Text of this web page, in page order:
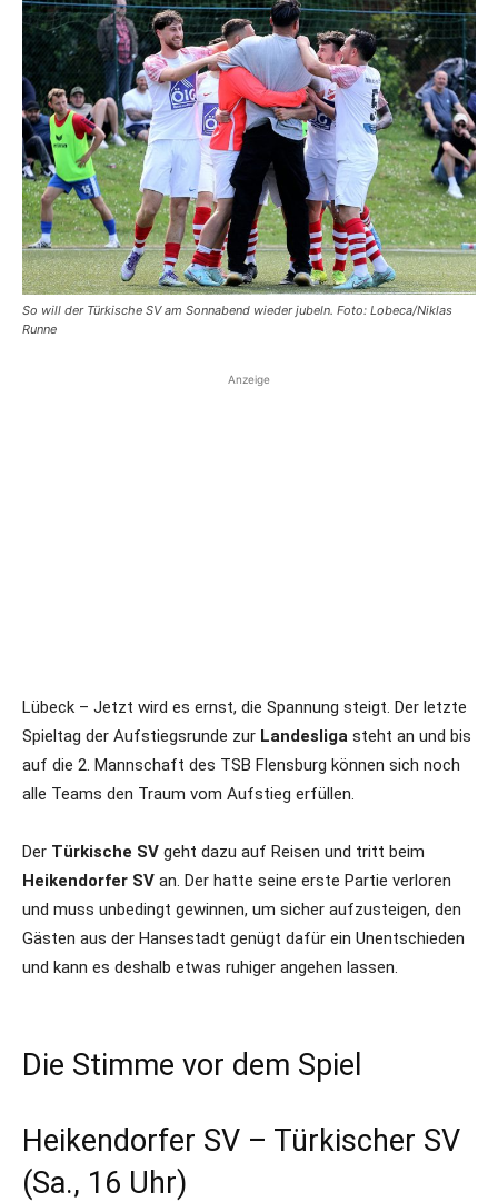
So will der Türkische SV am Sonnabend wieder jubeln. Foto: Lobeca/Niklas
Runne
Anzeige
Lübeck – Jetzt wird es ernst, die Spannung steigt. Der letzte
Spieltag der Aufstiegsrunde zur Landesliga steht an und bis
auf die 2. Mannschaft des TSB Flensburg können sich noch
alle Teams den Traum vom Aufstieg erfüllen.
Der Türkische SV geht dazu auf Reisen und tritt beim
Heikendorfer SV an. Der hatte seine erste Partie verloren
und muss unbedingt gewinnen, um sicher aufzusteigen, den
Gästen aus der Hansestadt genügt dafür ein Unentschieden
und kann es deshalb etwas ruhiger angehen lassen.
Die Stimme vor dem Spiel
Heikendorfer SV – Türkischer SV
(Sa., 16 Uhr)